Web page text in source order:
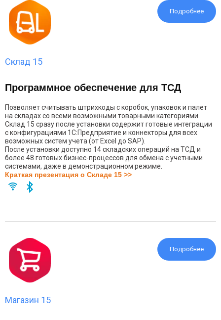
Подробнее
Склад 15
Программное обеспечение для ТСД
Позволяет считывать штрихкоды с коробок, упаковок и палет
на складах со всеми возможными товарными категориями.
Склад 15 сразу после установки содержит готовые интеграции
с конфигурациями 1С:Предприятие и коннекторы для всех
возможных систем учета (от Excel до SAP).
После установки доступно 14 складских операций на ТСД и
более 48 готовых бизнес-процессов для обмена с учетными
системами, даже в демонстрационном режиме.
Краткая презентация о Складе 15 >>
Подробнее
Магазин 15